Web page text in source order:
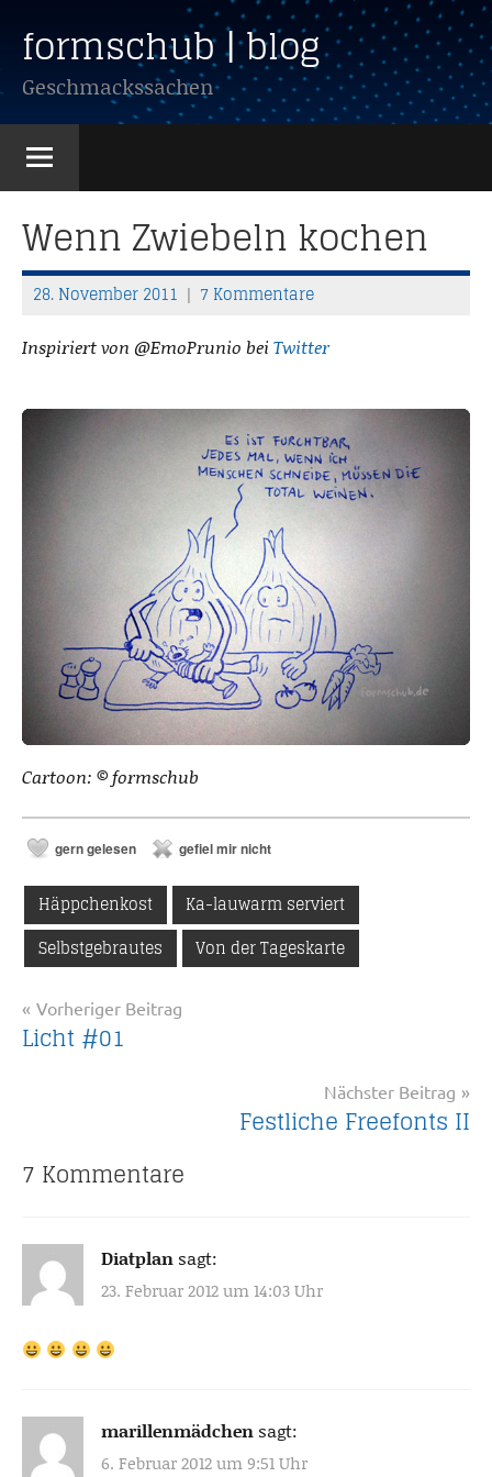
Inhalt
springen
formschub | blog
Geschmackssachen
Wenn Zwiebeln kochen
28. November 2011
T
o
a
7 Kommentare
Inspiriert von @EmoPrunio bei Twitter
Cartoon: © formschub
gern gelesen gefiel mir nicht
Häppchenkost
Ka-lauwarm serviert
Selbstgebrautes
Von der Tageskarte
Beitragsnavigation
Vorheriger Beitrag
Licht #01
Nächster Beitrag
Festliche Freefonts II
7 Kommentare
Diatplan sagt:
23. Februar 2012 um 14:03 Uhr
marillenmädchen sagt:
6. Februar 2012 um 9:51 Uhr